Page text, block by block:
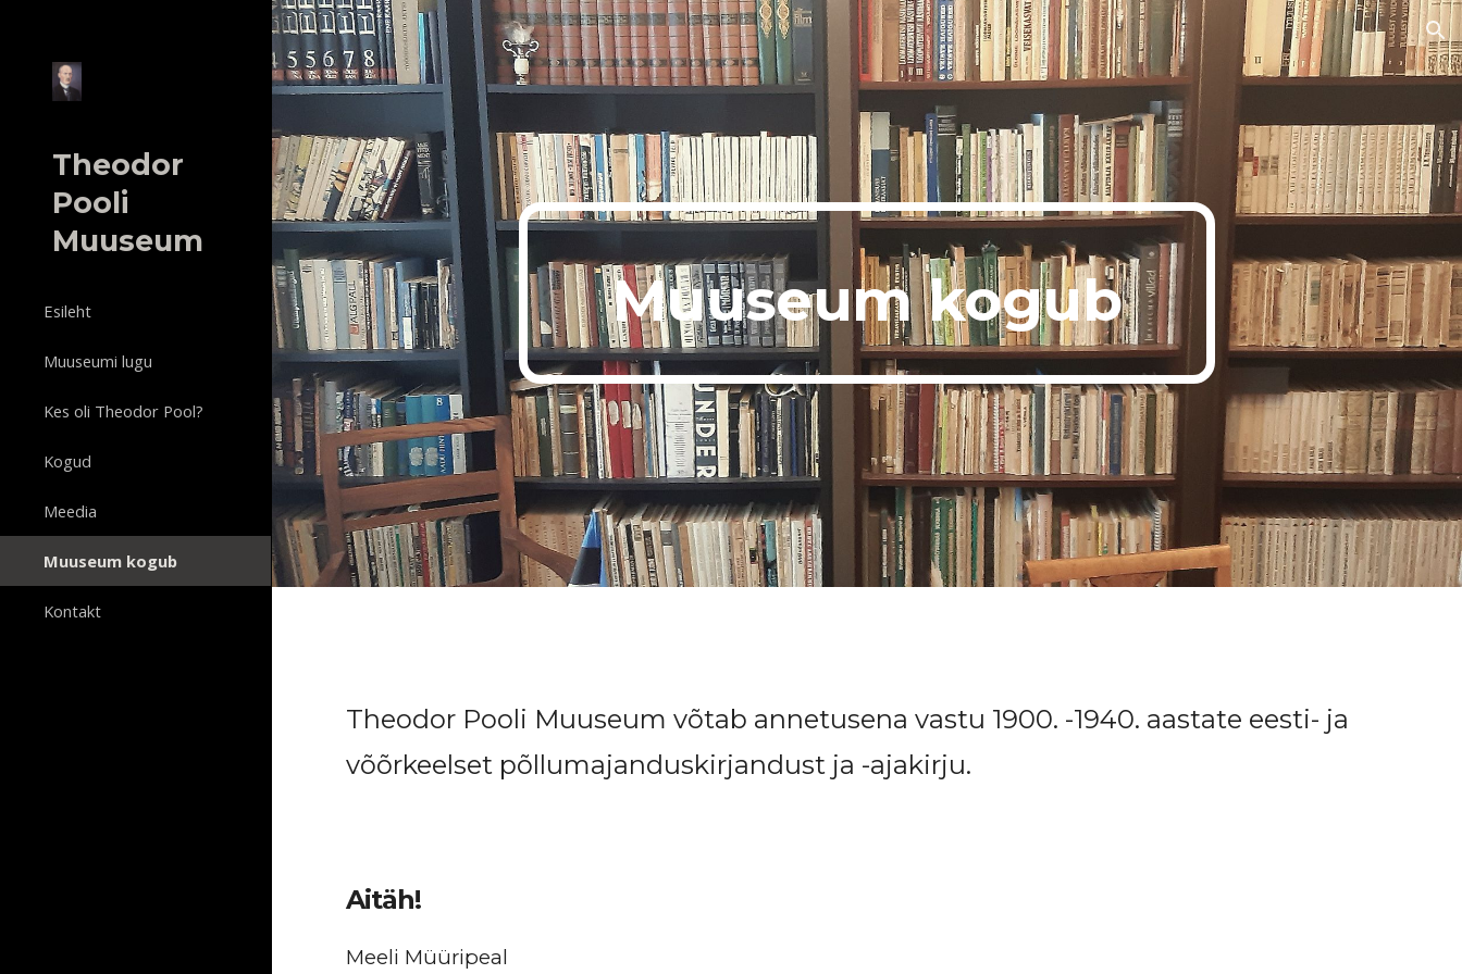
Skip to main content Skip to navigation
Theodor
Pooli
Muuseum
Esileht
Muuseumi lugu
Kes oli Theodor Pool?
Kogud
Meedia
Muuseum kogub
Kontakt
Muuseum kogub
Theodor Pooli Muuseum võtab annetusena vastu 1900. -1940. aastate eesti- ja
võõrkeelset põllumajanduskirjandust ja -ajakirju.
Aitäh!
Meeli Müüripeal